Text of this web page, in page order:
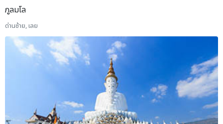
ภูลมโล
ด่านซ้าย, เลย